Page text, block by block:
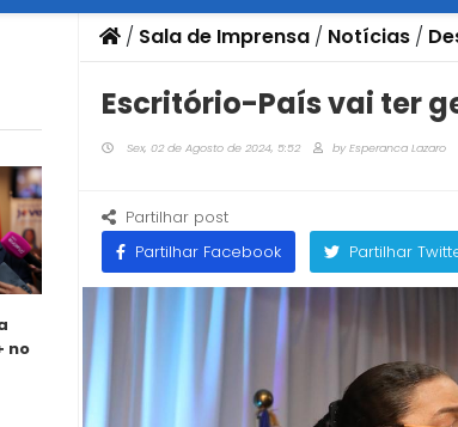
no
/ Sala de Imprensa / Notícias /
Escritório-País vai ter
Sex, 02 de Agosto de 2024, 5:52 byEsperanca Lazaro
Partilhar post
Partilhar Facebook
Partilhar